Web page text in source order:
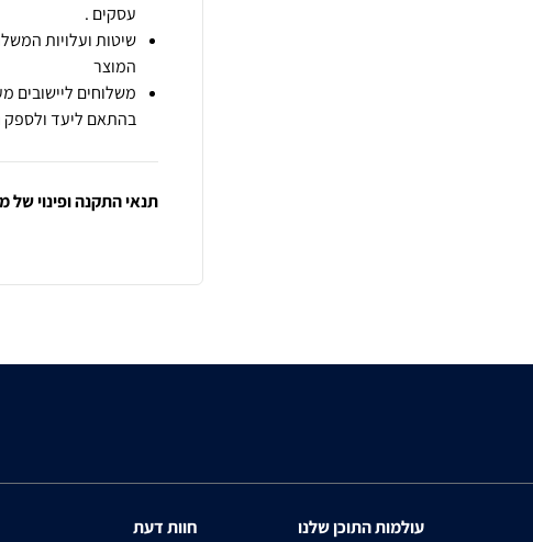
עסקים .
שיטות ועלויות
המוצר
משלוחים ליישובים
בהתאם ליעד
תנאי התקנה ופינוי של
עולמות התוכן שלנו
חוות דעת